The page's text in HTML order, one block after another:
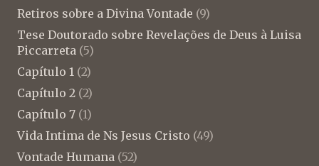
Retiros sobre a Divina Vontade (9)
Tese Doutorado sobre Revelações de Deus à Luisa
Piccarreta (5)
Capítulo 1 (2)
Capítulo 2 (2)
Capítulo 7 (1)
Vida Intima de Ns Jesus Cristo (49)
Vontade Humana (52)